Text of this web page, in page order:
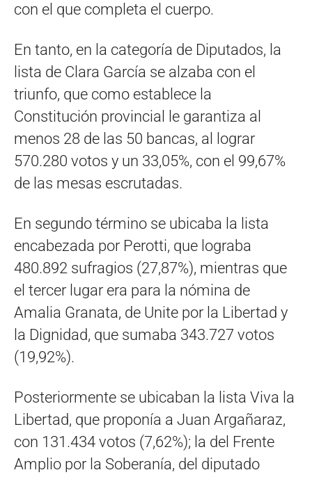
con el que completa el cuerpo.
En tanto, en la categoría de Diputados, la
lista de Clara García se alzaba con el
triunfo, que como establece la
Constitución provincial le garantiza al
menos 28 de las 50 bancas, al lograr
570.280 votos y un 33,05%, con el 99,67%
de las mesas escrutadas.
En segundo término se ubicaba la lista
encabezada por Perotti, que lograba
480.892 sufragios (27,87%), mientras que
el tercer lugar era para la nómina de
Amalia Granata, de Unite por la Libertad y
la Dignidad, que sumaba 343.727 votos
(19,92%).
Posteriormente se ubicaban la lista Viva la
Libertad, que proponía a Juan Argañaraz,
con 131.434 votos (7,62%); la del Frente
Amplio por la Soberanía, del diputado